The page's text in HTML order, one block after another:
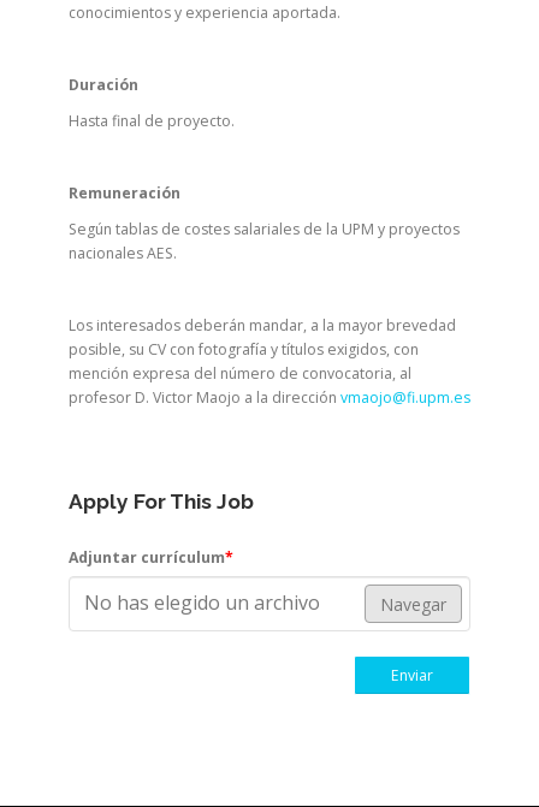
conocimientos y experiencia aportada.
Duración
Hasta final de proyecto.
Remuneración
Según tablas de costes salariales de la UPM y proyectos
nacionales AES.
Los interesados deberán mandar, a la mayor brevedad
posible, su CV con fotografía y títulos exigidos, con
mención expresa del número de convocatoria, al
profesor D. Victor Maojo a la dirección vmaojo@fi.upm.es
Apply For This Job
Adjuntar currículum*
No has elegido un archivo Navegar
Enviar